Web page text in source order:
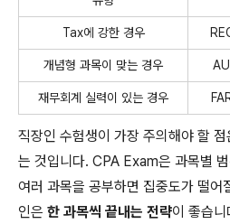
Tax에 강한 경우
개념형 과목이 맞는 경우
재무회계 실력이 있는 경우
직장인 수험생이 가장 주의해야 할
는 것입니다. CPA Exam은 과목별
여러 과목을 공부하면 집중도가 떨어
인은 한 과목씩 끝내는 전략이 좋습